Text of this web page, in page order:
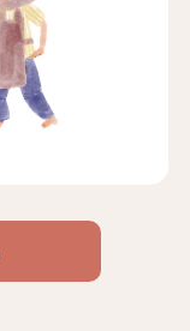
豆・粉